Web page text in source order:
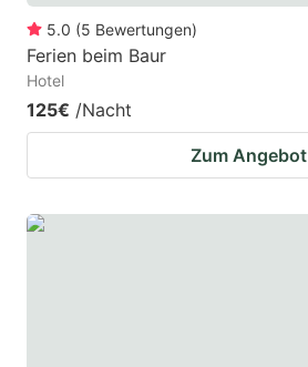
5.0 (5 Bewertungen)
Ferien beim Baur
Hotel
125€ /Nacht
Zum Angebot